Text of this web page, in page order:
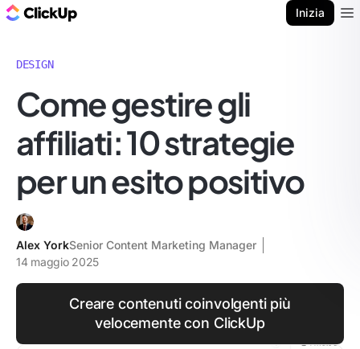
Inizia
DESIGN
Come gestire gli
affiliati: 10 strategie
per un esito positivo
Alex YorkSenior Content Marketing Manager
14 maggio 2025
Creare contenuti coinvolgenti più
velocemente con ClickUp